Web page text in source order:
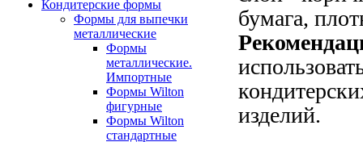
Кондитерские формы
Формы для выпечки
металлические
Формы
металлические.
Импортные
Формы Wilton
фигурные
Формы Wilton
стандартные
бумага,
изделий.